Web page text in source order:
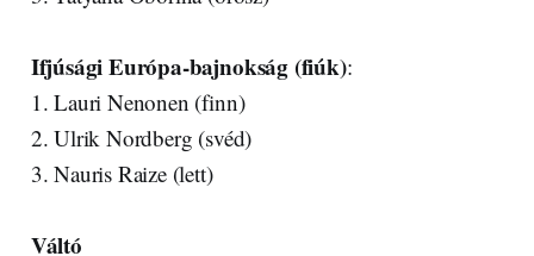
Ifjúsági Európa-bajnokság (fiúk):
1. Lauri Nenonen (finn)
2. Ulrik Nordberg (svéd)
3. Nauris Raize (lett)
Váltó